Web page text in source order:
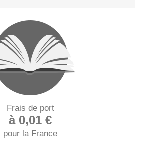
Frais de port
à 0,01 €
pour la France